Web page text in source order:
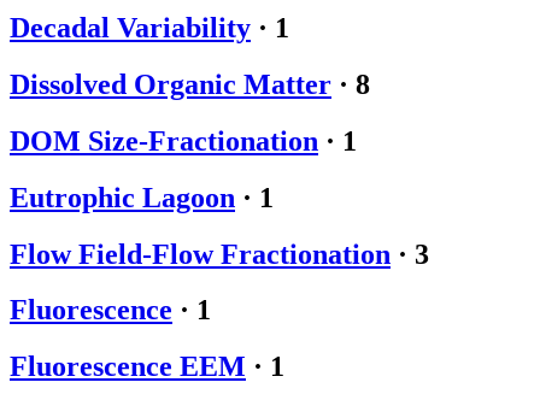
Decadal Variability · 1
Dissolved Organic Matter · 8
DOM Size-Fractionation · 1
Eutrophic Lagoon · 1
Flow Field-Flow Fractionation · 3
Fluorescence · 1
Fluorescence EEM · 1